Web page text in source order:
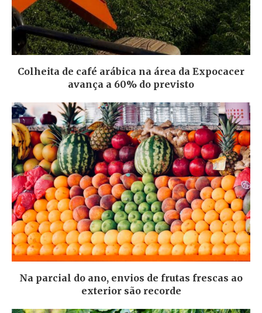
Colheita de café arábica na área da Expocacer
avança a 60% do previsto
Na parcial do ano, envios de frutas frescas ao
exterior são recorde